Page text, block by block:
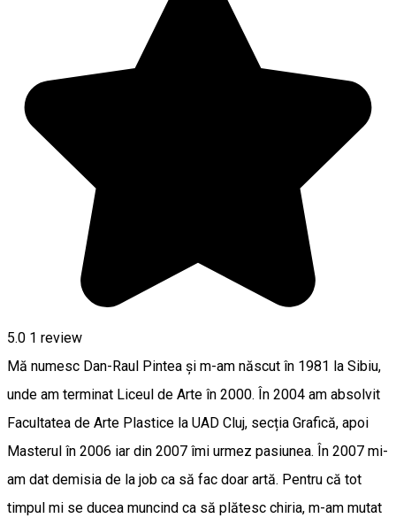
5.0 1 review
Mă numesc Dan-Raul Pintea și m-am născut în 1981 la Sibiu,
unde am terminat Liceul de Arte în 2000. În 2004 am absolvit
Facultatea de Arte Plastice la UAD Cluj, secția Grafică, apoi
Masterul în 2006 iar din 2007 îmi urmez pasiunea. În 2007 mi-
am dat demisia de la job ca să fac doar artă. Pentru că tot
timpul mi se ducea muncind ca să plătesc chiria, m-am mutat